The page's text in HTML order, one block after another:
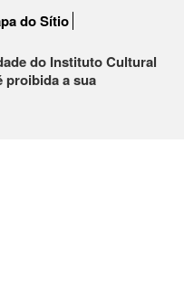
do Sítio
do Instituto Cultural
proibida a sua